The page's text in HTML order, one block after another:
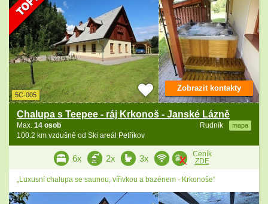
5C-005
Chalupa s Teepee - ráj Krkonoš - Janské Lázně
Rudník mapa
Max. 14 osob
100.2 km vzdušně od Ski areál Petříkov
Zobrazit kontakty
6x 2x 3x
Ceník
ZDE
„Luxusní chalupa se saunou, vířivkou a bazénem - Krkonoše“